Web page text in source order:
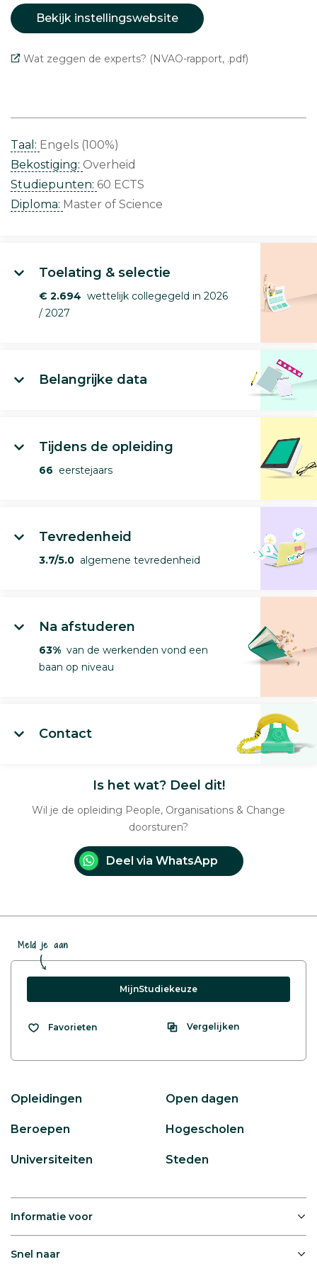
Bekijk instellingswebsite
Wat zeggen de experts? (NVAO-rapport, .pdf)
Taal: Engels (100%)
Bekostiging: Overheid
Studiepunten: 60 ECTS
Diploma: Master of Science
Toelating & selectie
€ 2.694 wettelijk collegegeld in 2026
/ 2027
Belangrijke data
Tijdens de opleiding
66 eerstejaars
Tevredenheid
3.7/5.0 algemene tevredenheid
Na afstuderen
63% van de werkenden vond een
baan op niveau
Contact
Is het wat? Deel dit!
Wil je de opleiding People, Organisations & Change
doorsturen?
Deel via WhatsApp
Meld je aan
MijnStudiekeuze
Favorieten Vergelijken
Opleidingen Open dagen
Beroepen Hogescholen
Universiteiten Steden
Informatie voor
Snel naar